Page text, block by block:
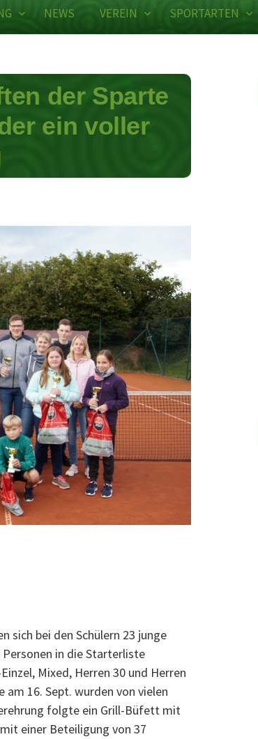
NEWS VEREIN SPORTARTEN
der Sparte
ein voller
dieses Jahr wieder sehr gut
sich bei den Schülern 23 junge
Personen in die Starterliste
Mixed, Herren 30 und Herren
am 16. Sept. wurden von vielen
folgte ein Grill-Büfett mit
einer Beteiligung von 37